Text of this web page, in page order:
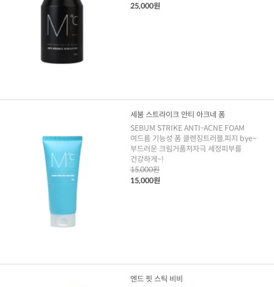
25,000원
세붐 스트라이크 안티 아크네 폼
SEBUM STRIKE ANTI-ACNE FOAM
여드름 기능성 폼 클렌징트러블,피지 bye~
부드러운 크림거품저자극 세정피부를
건강하게~!
15,000원
15,000원
엔드 핏 스틱 비비